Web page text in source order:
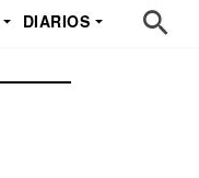
DIARIOS